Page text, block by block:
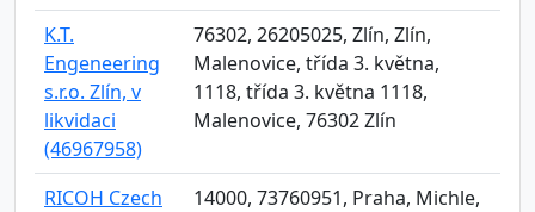
K.T.
Engeneering
s.r.o. Zlín, v
likvidaci
(46967958)
76302, 26205025, Zlín, Zlín,
Malenovice, třída 3. května,
1118, třída 3. května 1118,
Malenovice, 76302 Zlín
RICOH Czech
14000, 73760951, Praha, Michle,